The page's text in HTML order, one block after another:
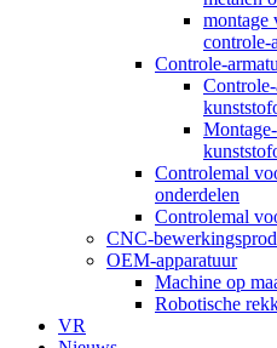
montage
controle-
Controle-
Controlemal
onderdelen
Controlemal
CNC-
OEM-apparatuur
Machine op
Robotische
VR